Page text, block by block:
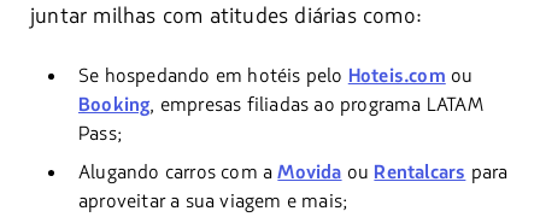
juntar milhas com atitudes diárias como:
Se hospedando em hotéis peloHoteis.comou
Booking, empresas filiadas ao programa LATAM
Pass;
Alugando carros com aMovidaouRentalcarspara
aproveitar a sua viagem e mais;